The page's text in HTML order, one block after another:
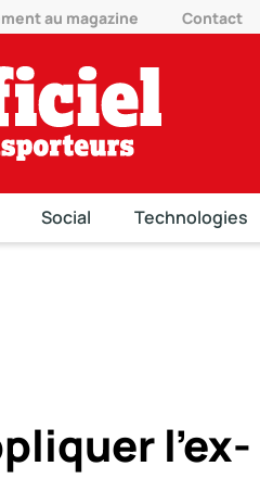
au magazine Contact
Social Technologies
l’ex-